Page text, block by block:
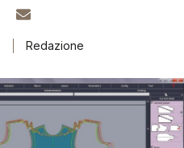
Redazione